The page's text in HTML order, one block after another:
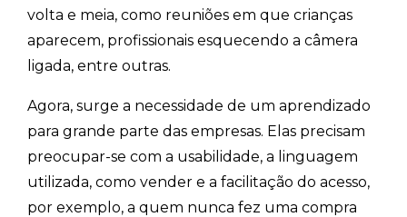
volta e meia, como reuniões em que crianças
aparecem, profissionais esquecendo a câmera
ligada, entre outras.
Agora, surge a necessidade de um aprendizado
para grande parte das empresas. Elas precisam
preocupar-se com a usabilidade, a linguagem
utilizada, como vender e a facilitação do acesso,
por exemplo, a quem nunca fez uma compra